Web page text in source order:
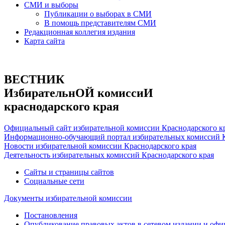
СМИ и выборы
Публикации о выборах в СМИ
В помощь представителям СМИ
Редакционная коллегия издания
Карта сайта
ВЕСТНИК
ИзбирательнОЙ комиссиИ
краснодарского края
Официальный сайт избирательной комиссии Краснодарского
Информационно-обучающий портал избирательных комиссий
Новости избирательной комиссии Краснодарского края
Деятельность избирательных комиссий Краснодарского края
Сайты и страницы сайтов
Социальные сети
Документы избирательной комиссии
Постановления